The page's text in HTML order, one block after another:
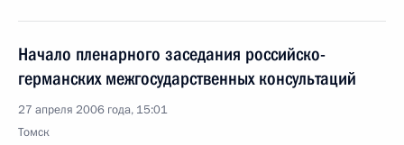
Начало пленарного заседания российско-
германских межгосударственных консультаций
27 апреля 2006 года, 15:01
Томск